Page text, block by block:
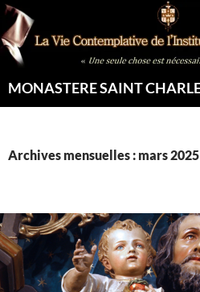
Aller
au
contenu
Archives mensuelles : mars 2025